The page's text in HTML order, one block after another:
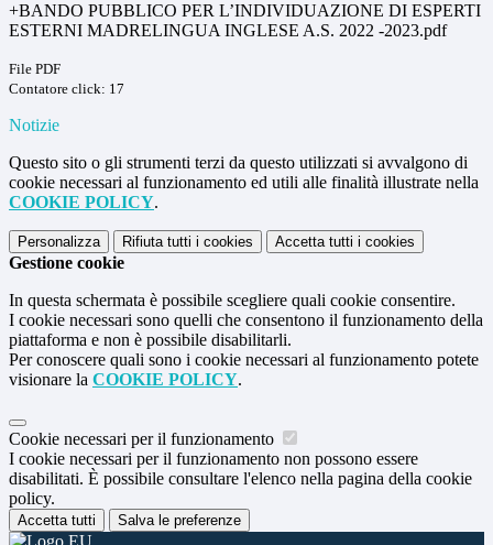
+BANDO PUBBLICO PER L’INDIVIDUAZIONE DI ESPERTI
ESTERNI MADRELINGUA INGLESE A.S. 2022 -2023.pdf
File PDF
Contatore click: 17
Notizie
Questo sito o gli strumenti terzi da questo utilizzati si avvalgono di
cookie necessari al funzionamento ed utili alle finalità illustrate nella
COOKIE POLICY.
Personalizza Rifiuta tutti i cookies Accetta tutti i cookies
Gestione cookie
In questa schermata è possibile scegliere quali cookie consentire.
I cookie necessari sono quelli che consentono il funzionamento della
piattaforma e non è possibile disabilitarli.
Per conoscere quali sono i cookie necessari al funzionamento potete
visionare la COOKIE POLICY.
Cookie necessari per il funzionamento
I cookie necessari per il funzionamento non possono essere
disabilitati. È possibile consultare l'elenco nella pagina della cookie
policy.
Accetta tutti Salva le preferenze